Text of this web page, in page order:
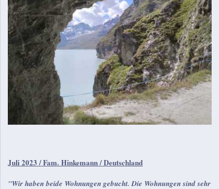
Juli 2023 / Fam. Hinkemann / Deutschland
"Wir haben beide Wohnungen gebucht. Die Wohnungen sind sehr